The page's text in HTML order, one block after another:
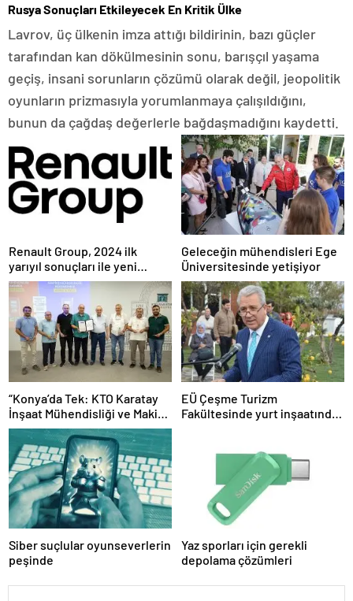
Rusya Sonuçları Etkileyecek En Kritik Ülke
Lavrov, üç ülkenin imza attığı bildirinin, bazı güçler
tarafından kan dökülmesinin sonu, barışçıl yaşama
geçiş, insani sorunların çözümü olarak değil, jeopolitik
oyunların prizmasıyla yorumlanmaya çalışıldığını,
bunun da çağdaş değerlerle bağdaşmadığını kaydetti.
Renault Group, 2024 ilk
yarıyıl sonuçları ile yeni
rekorlar kırmaya ve
performansını geliştirmeye
devam ediyor
Geleceğin mühendisleri Ege
Üniversitesinde yetişiyor
“Konya’da Tek: KTO Karatay
İnşaat Mühendisliği ve Makine
Mühendisliği Bölümleri
Avrupa’da Tanınacak”
EÜ Çeşme Turizm
Fakültesinde yurt inşaatında
Siber suçlular oyunseverlerin
peşinde
Yaz sporları için gerekli
depolama çözümleri